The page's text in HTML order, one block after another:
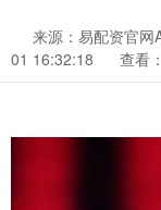
来源：易配资官网
01 16:32:18
查看